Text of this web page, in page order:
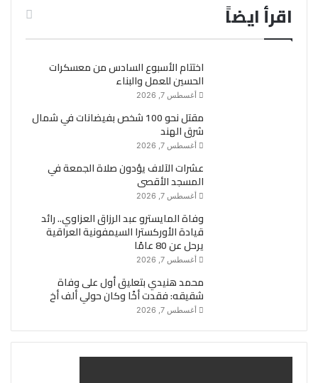
اقرأ ايضاً
اختتام الأسبوع السادس من معسكرات
الحسين للعمل والبناء
أغسطس 7, 2026
مقتل نحو 100 شخص بفيضانات في شمال
شرق الهند
أغسطس 7, 2026
عشرات الآلاف يؤدون صلاة الجمعة في
المسجد الأقصى
أغسطس 7, 2026
وفاة المايسترو عبد الرزاق العزاوي.. رائد
قيادة الأوركسترا السيمفونية العراقية
يرحل عن 80 عامًا
أغسطس 7, 2026
محمد هنيدي بتعليق أول على وفاة
شقيقه: فقدت أخًا وكان حولي ألف أخ
أغسطس 7, 2026